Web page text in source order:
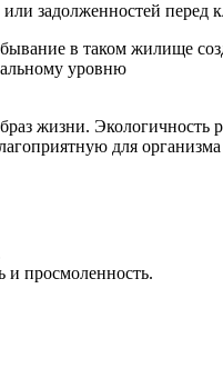
задолженностей
в таком жилище
уровню
жизни. Экологичность
для
и просмоленность.